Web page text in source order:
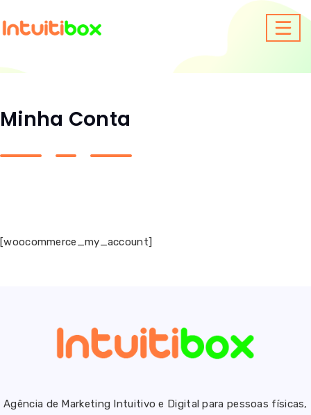
Minha Conta
[woocommerce_my_account]
Agência de Marketing Intuitivo e Digital para pessoas físicas,